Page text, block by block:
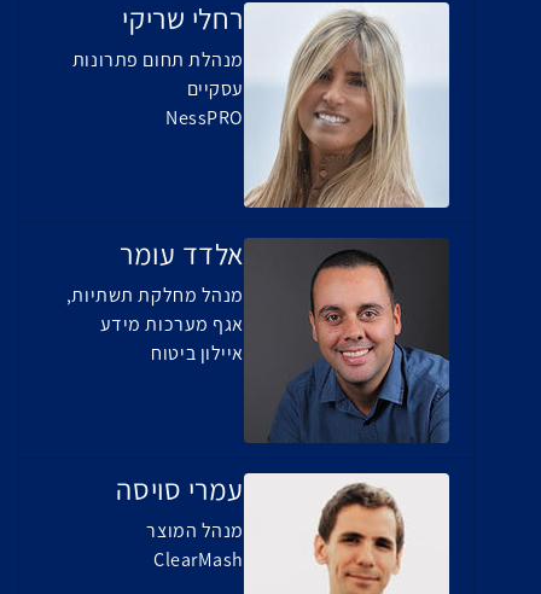
רחלי שריקי
מנהלת תחום פתרונות
עסקיים
NessPRO
אלדד עומר
מנהל מחלקת תשתיות,
אגף מערכות מידע
איילון ביטוח
עמרי סויסה
מנהל המוצר
ClearMash